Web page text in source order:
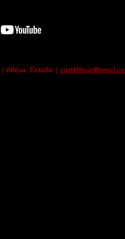
Αθήνα, Ελλάδα |